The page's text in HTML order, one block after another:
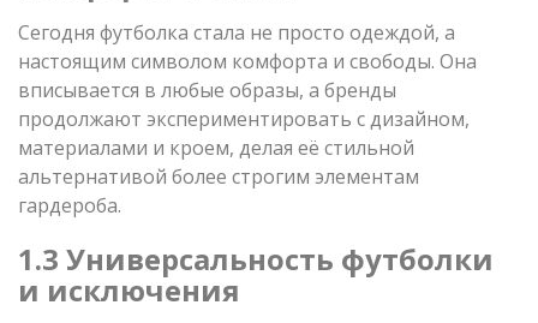
Сегодня футболка стала не просто одеждой, а
настоящим символом комфорта и свободы. Она
вписывается в любые образы, а бренды
продолжают экспериментировать с дизайном,
материалами и кроем, делая её стильной
альтернативой более строгим элементам
гардероба.
1.3 Универсальность футболки
и исключения